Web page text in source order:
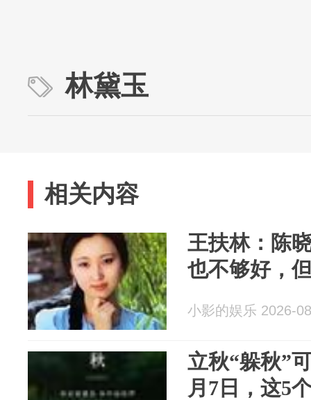
林黛玉
相关内容
王扶林：陈
也不够好，
小影的娱乐 2026-
立秋“躲秋”
月7日，这5